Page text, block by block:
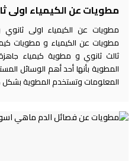
مطويات عن الكيمياء اولى
مطويات عن الكيمياء اولى
مطويات عن الكيمياء و مطويات
ثالث ثانوي و مطوية كيمياء
المطوية بأنها أحد أهم الوسائل
المعلومات وتستخدم المطوية